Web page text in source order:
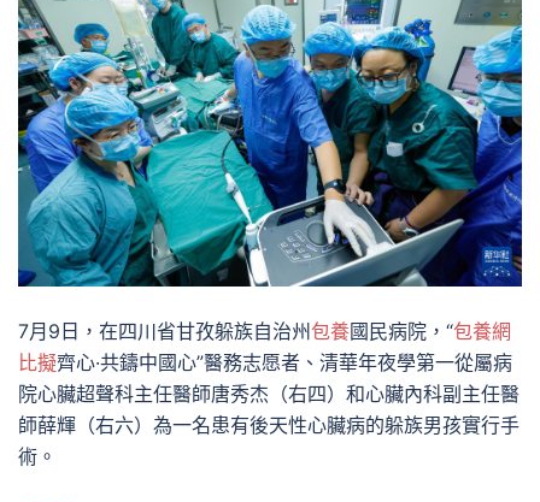
7月9日，在四川省甘孜躲族自治州包養國民病院，“包養網
比擬齊心·共鑄中國心”醫務志愿者、清華年夜學第一從屬病
院心臟超聲科主任醫師唐秀杰（右四）和心臟內科副主任醫
師薛輝（右六）為一名患有後天性心臟病的躲族男孩實行手
術。